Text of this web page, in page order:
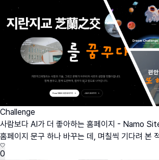
Challenge
사람보다 AI가 더 좋아하는 홈페이지 - Namo
홈페이지 문구 하나 바꾸는 데, 며칠씩 기다려 본
0